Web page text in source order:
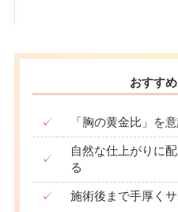
おすす
✓ 「胸の黄金比」を
✓
自然な仕上がりに
る
✓ 施術後まで手厚く